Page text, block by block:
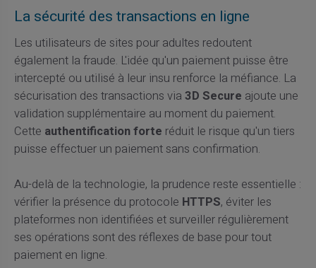
La sécurité des transactions en ligne
Les utilisateurs de sites pour adultes redoutent
également la fraude. L'idée qu'un paiement puisse être
intercepté ou utilisé à leur insu renforce la méfiance. La
sécurisation des transactions via 3D Secure ajoute une
validation supplémentaire au moment du paiement.
Cette authentification forte réduit le risque qu'un tiers
puisse effectuer un paiement sans confirmation.
Au-delà de la technologie, la prudence reste essentielle :
vérifier la présence du protocole HTTPS, éviter les
plateformes non identifiées et surveiller régulièrement
ses opérations sont des réflexes de base pour tout
paiement en ligne.